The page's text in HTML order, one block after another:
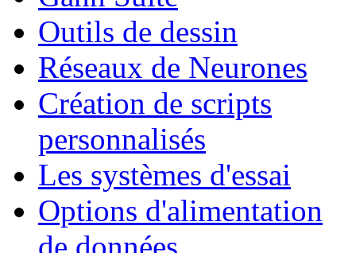
Outils de dessin
Réseaux de Neurones
Création de scripts
personnalisés
Les systèmes d'essai
Options d'alimentation
de données